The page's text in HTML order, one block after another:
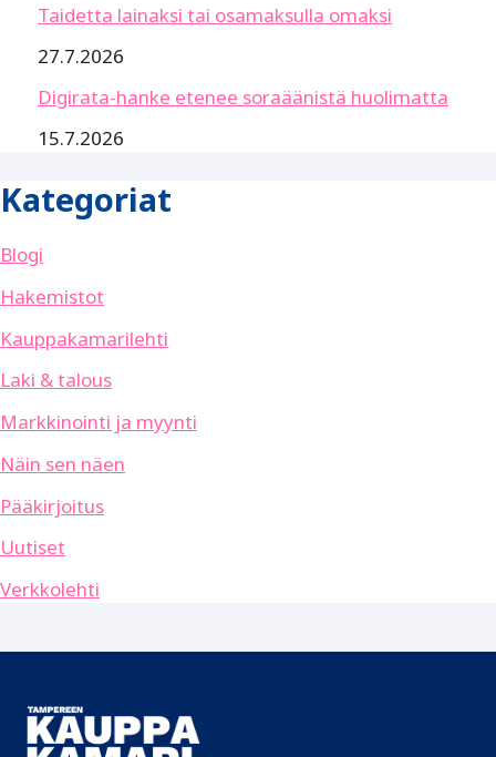
Taidetta lainaksi tai osamaksulla omaksi
27.7.2026
Digirata-hanke etenee soraäänistä huolimatta
15.7.2026
Kategoriat
Blogi
Hakemistot
Kauppakamarilehti
Laki & talous
Markkinointi ja myynti
Näin sen näen
Pääkirjoitus
Uutiset
Verkkolehti